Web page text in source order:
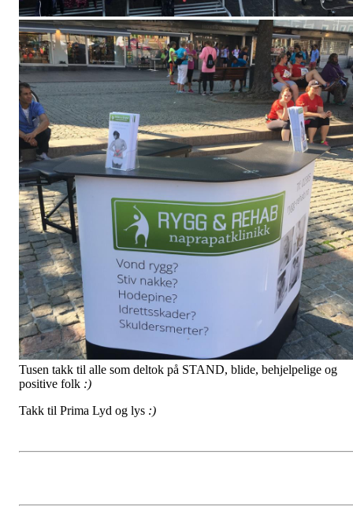
Tusen takk til alle som deltok på STAND, blide, behjelpelige og
positive folk :)
Takk til Prima Lyd og lys :)